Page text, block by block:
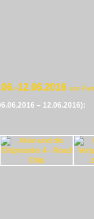
12.06.2016 von
– 12.06.2016):